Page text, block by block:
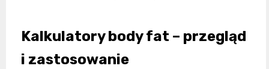
Kalkulatory body fat – przegląd
i zastosowanie